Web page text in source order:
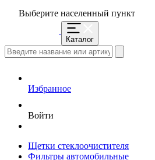
Выберите населенный пункт
Каталог
Избранное
Войти
Щетки стеклоочистителя
Фильтры автомобильные